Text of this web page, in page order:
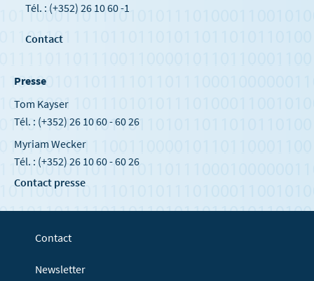
Tél. : (+352) 26 10 60 -1
Contact
Presse
Tom Kayser
Tél. : (+352) 26 10 60 - 60 26
Myriam Wecker
Tél. : (+352) 26 10 60 - 60 26
Contact presse
Contact
Newsletter